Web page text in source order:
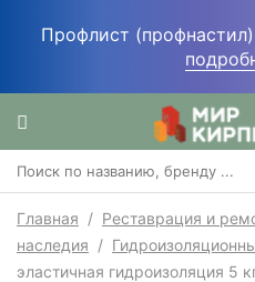
Профлист
Главная / Реставрация и
наследия /
эластичная гидроизоляция 5